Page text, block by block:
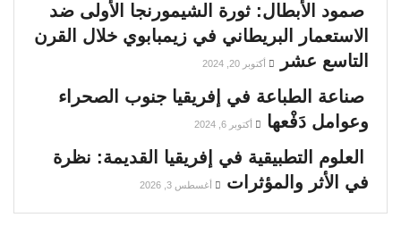
صمود الأبطال: ثورة الشيمورنجا الأولى ضد
الاستعمار البريطاني في زيمبابوي خلال القرن
التاسع عشر
أكتوبر 20, 2024
صناعة الطباعة في إفريقيا جنوب الصحراء
وعوامل دَفْعها
أكتوبر 6, 2024
العلوم التطبيقية في إفريقيا القديمة: نظرة
في الأثر والمؤثرات
أغسطس 3, 2026